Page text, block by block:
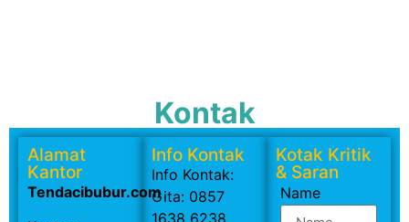
Kontak
Alamat
Kantor
Tendacibubur.com
Info Kontak
Info Kontak:
Gita: 0857
1638 6238
Kotak Kritik
& Saran
Name